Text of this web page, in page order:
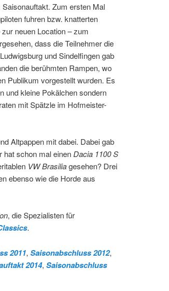
Zum ersten Mal
fuhren bzw. knatterten
neuen Location – zum
dass die Teilnehmer die
und Sindelfingen gab
die berühmten Rampen, wo
Publikum vorgestellt wurden. Es
und kleine Pokälchen sondern
mit Spätzle im Hofmeister-
Altpappen mit dabei. Dabei gab
hat schon mal einen Dacia 1100 S
VW Brasiliagesehen? Drei
ebenso wie die Horde aus
, die Spezialisten für
.
2011, Saisonabschluss 2012,
2014, Saisonabschluss